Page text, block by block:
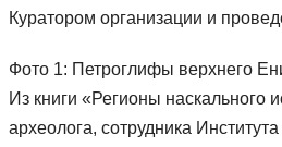
Куратором организации и
Фото 1: Петроглифы верхнего
Из книги «Регионы наскального
археолога, сотрудника